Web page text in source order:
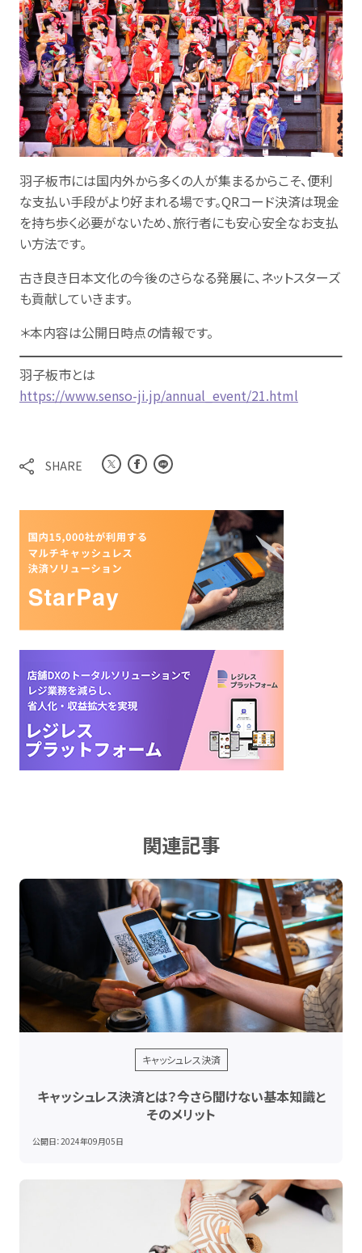
羽子板市には国内外から多くの人が集まるからこそ、便利
な支払い手段がより好まれる場です。QRコード決済は現金
を持ち歩く必要がないため、旅行者にも安心安全なお支払
い方法です。
古き良き日本文化の今後のさらなる発展に、ネットスターズ
も貢献していきます。
＊本内容は公開日時点の情報です。
羽子板市とは
https://www.senso-ji.jp/annual_event/21.html
SHARE
関連記事
キャッシュレス決済
キャッシュレス決済とは？今さら聞けない基本知識と
そのメリット
公開日：2024年09月05日